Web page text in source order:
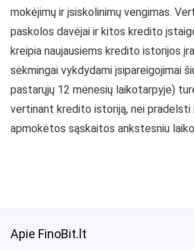
mokėjimų ir įsiskolinimų vengimas.
paskolos davėjai ir kitos kredito
kreipia naujausiems kredito istorijos
sėkmingai vykdydami įsipareigojimai
pastarųjų 12 mėnesių laikotarpyje)
vertinant kredito istoriją, nei pradelsti
apmokėtos sąskaitos ankstesniu
Apie FinoBit.lt